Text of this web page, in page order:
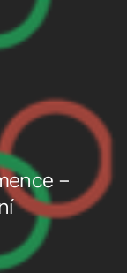
–